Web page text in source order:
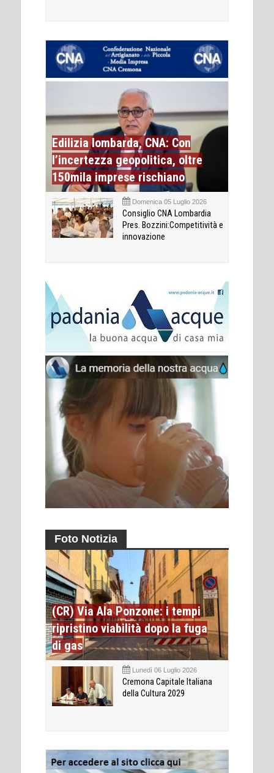
Edilizia lombarda, CNA: Con
l’incertezza geopolitica, oltre
150mila imprese rischiano
Domenica 05 Luglio 2026
Consiglio CNA Lombardia
Pres. Bozzini:Competitività e
innovazione
Foto Notizia
(CR) Via Ala Ponzone: i tempi
ripristino viabilità dopo la fuga
di gas
Lunedì 06 Luglio 2026
Cremona Capitale Italiana
della Cultura 2029